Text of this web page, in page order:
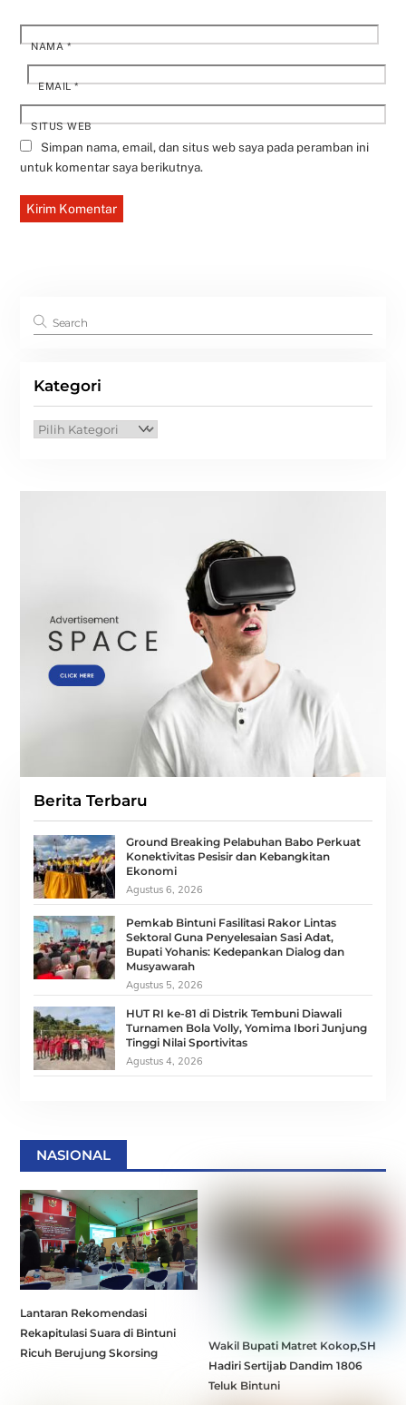
NAMA*
EMAIL*
SITUS WEB
Simpan nama, email, dan situs web saya pada peramban ini
untuk komentar saya berikutnya.
Kategori
Kategori
Berita Terbaru
Ground Breaking Pelabuhan Babo Perkuat
Konektivitas Pesisir dan Kebangkitan
Ekonomi
Agustus 6, 2026
Pemkab Bintuni Fasilitasi Rakor Lintas
Sektoral Guna Penyelesaian Sasi Adat,
Bupati Yohanis: Kedepankan Dialog dan
Musyawarah
Agustus 5, 2026
HUT RI ke-81 di Distrik Tembuni Diawali
Turnamen Bola Volly, Yomima Ibori Junjung
Tinggi Nilai Sportivitas
Agustus 4, 2026
NASIONAL
Lantaran Rekomendasi
Rekapitulasi Suara di Bintuni
Ricuh Berujung Skorsing
Wakil Bupati Matret Kokop,SH
Hadiri Sertijab Dandim 1806
Teluk Bintuni